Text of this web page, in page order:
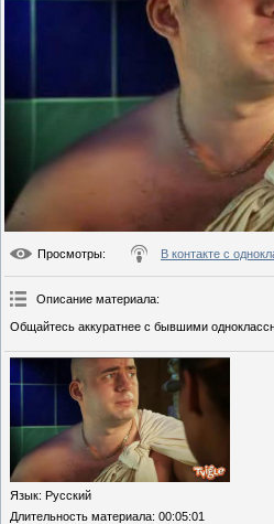
Просмотры: В контакте с
Описание материала:
Общайтесь аккуратнее с бывшими
Язык: Русский
Длительность материала: 00:05:01